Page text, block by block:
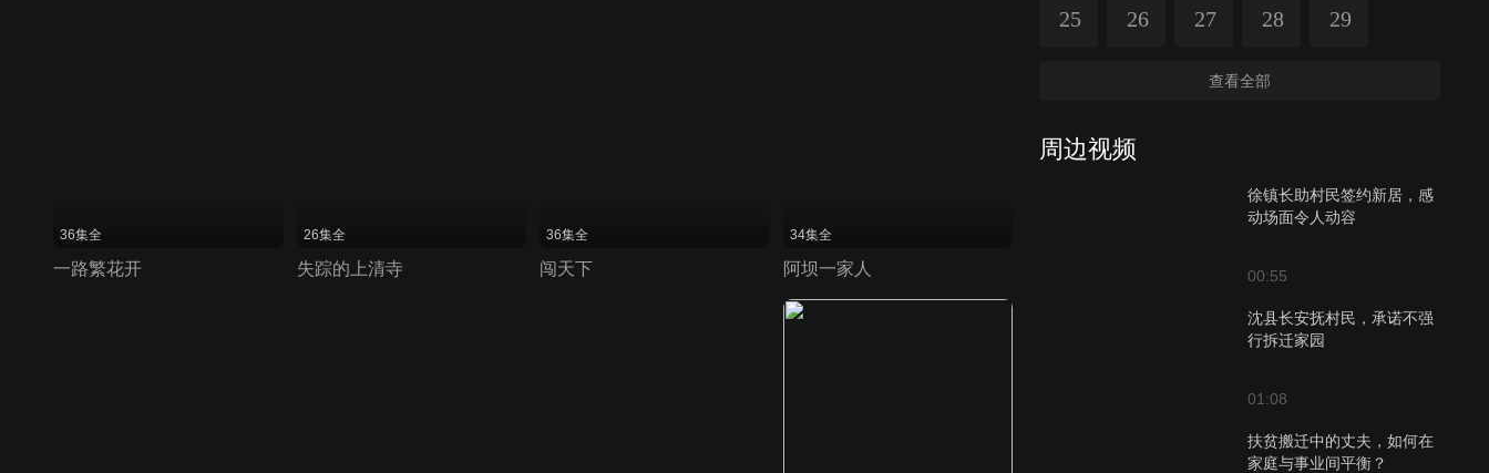
25 26 27 28 29
查看全部
周边视频
徐镇长助村民签约新居，感
动场面令人动容
00:55
沈县长安抚村民，承诺不强
行拆迁家园
01:08
扶贫搬迁中的丈夫，如何在
家庭与事业间平衡？
36集全
一路繁花开
26集全
失踪的上清寺
36集全
闯天下
34集全
阿坝一家人